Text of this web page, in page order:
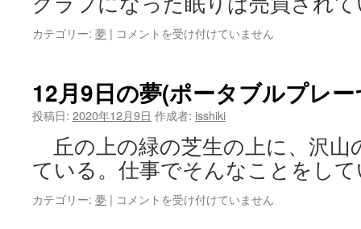
の
中
の
は
カテゴリー: 夢 | 12
の
夢
り
の
棒
グ
ラ
コメントを受け付けていません
12月9日の夢(ポータブルプレ
投稿日: 2020年12月9日 作成者: isshiki
丘の上の緑の芝生の上に、沢山
ている。仕事でそんなことをし
カテゴリー: 夢 | 12
コメントを受け付けていません